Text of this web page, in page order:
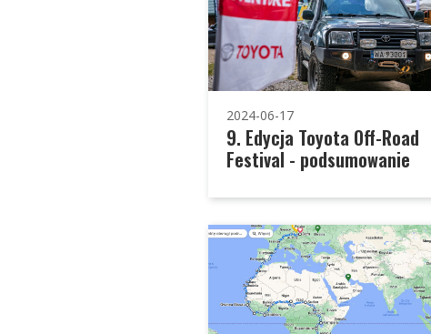
2024-06-17
9. Edycja Toyota Off-Road
Festival - podsumowanie